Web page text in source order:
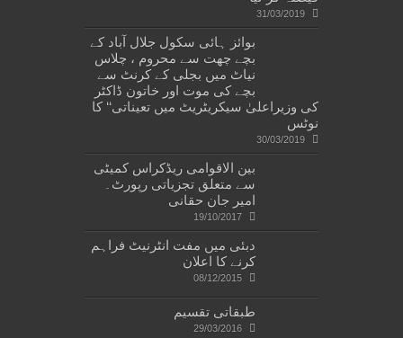
31/03/2019
بوائز ہائی سکول جلال آباد کے
بچے چھت سے محروم ، چلاس
نیاٹ میں بجلی کے کرنٹ سے
بچے کی موت اور خاتون ڈاکٹر
کی وزیراعلیٰ سیکریٹریٹ میں تعیناتی‘‘ کا
نوٹس
30/03/2019
بین الاقوامی ریڈکراس کمیٹی
سے متعلق تجزیاتی رپورٹ۔
امیر جان حقانی
19/10/2017
دبئی میں مفت انٹرنیٹ فراہم
کرنے کا اعلان
08/12/2015
طبقاتی تقسیم
29/03/2016